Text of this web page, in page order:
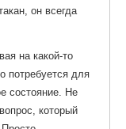
он всегда
на какой-то
потребуется для
состояние. Не
который